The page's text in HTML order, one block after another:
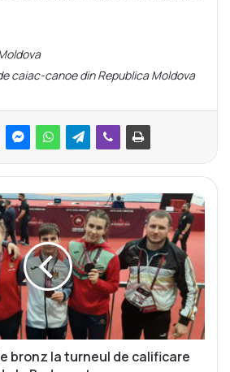
caiac-canoe din Republica Moldova
bronz la turneul de calificare